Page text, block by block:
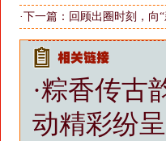
·下一篇： 回顾出圈时刻，向
·粽香传古
动精彩纷呈